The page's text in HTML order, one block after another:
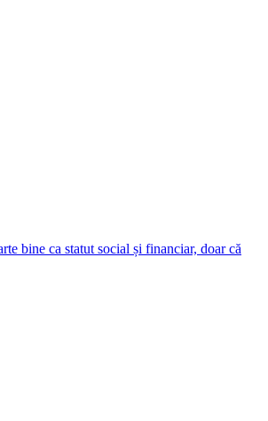
bine ca statut social și financiar, doar că